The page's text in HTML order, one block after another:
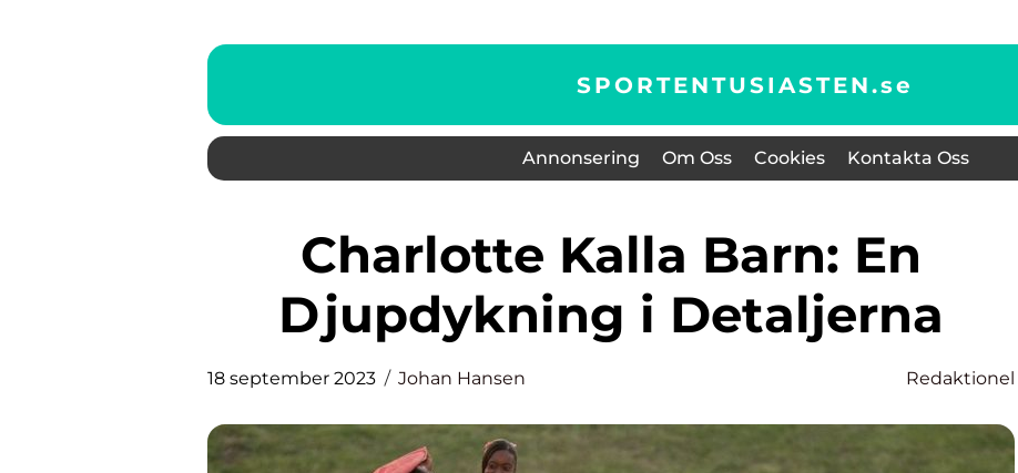
SPORTENTUSIASTEN.se
Annonsering Om Oss Cookies Kontakta Oss
Charlotte Kalla Barn: En
Djupdykning i Detaljerna
18 september 2023 Johan Hansen Redaktionel